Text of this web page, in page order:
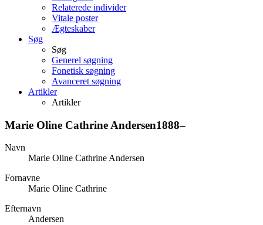
Relaterede individer
Vitale poster
Ægteskaber
Søg
Søg
Generel søgning
Fonetisk søgning
Avanceret søgning
Artikler
Artikler
Marie Oline Cathrine Andersen1888–
Navn
Marie Oline Cathrine Andersen
Fornavne
Marie Oline Cathrine
Efternavn
Andersen